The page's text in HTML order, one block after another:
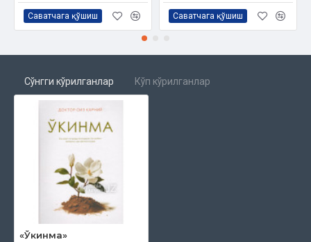
Саватчага қўшиш Саватчага қўшиш
Сўнгги кўрилганлар Кўп кўрилганлар
«Ўкинма»